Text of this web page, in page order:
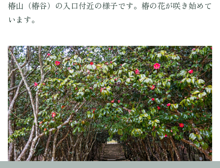
椿山（椿谷）の入口付近の様子です。椿の花が咲き始めて
います。